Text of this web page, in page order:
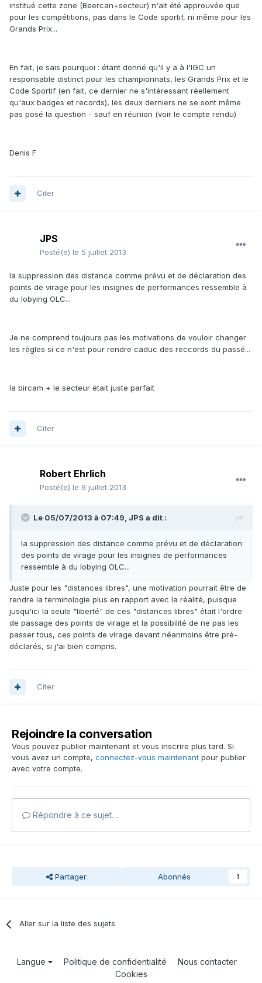
institué cette zone (Beercan+secteur) n'ait été approuvée que
pour les compétitions, pas dans le Code sportif, ni même pour les
Grands Prix...
En fait, je sais pourquoi : étant donné qu'il y a à l'IGC un
responsable distinct pour les championnats, les Grands Prix et le
Code Sportif (en fait, ce dernier ne s'intéressant réellement
qu'aux badges et records), les deux derniers ne se sont même
pas posé la question - sauf en réunion (voir le compte rendu)
Denis F
Citer
JPS
Posté(e) le 5 juillet 2013
la suppression des distance comme prévu et de déclaration des
points de virage pour les insignes de performances ressemble à
du lobying OLC...
Je ne comprend toujours pas les motivations de vouloir changer
les règles si ce n'est pour rendre caduc des reccords du passé...
la bircam + le secteur était juste parfait
Citer
Robert Ehrlich
Posté(e) le 9 juillet 2013
Le 05/07/2013 à 07:49, JPS a dit :
la suppression des distance comme prévu et de déclaration
des points de virage pour les insignes de performances
ressemble à du lobying OLC...
Juste pour les "distances libres", une motivation pourrait être de
rendre la terminologie plus en rapport avec la réalité, puisque
jusqu'ici la seule "liberté" de ces "distances libres" était l'ordre
de passage des points de virage et la possibilité de ne pas les
passer tous, ces points de virage devant néanmoins être pré-
déclarés, si j'ai bien compris.
Citer
Rejoindre la conversation
Vous pouvez publier maintenant et vous inscrire plus tard. Si
vous avez un compte, connectez-vous maintenant pour publier
avec votre compte.
Répondre à ce sujet…
Partager Abonnés 1
Aller sur la liste des sujets
Langue Politique de confidentialité
Nous contacter
Cookies